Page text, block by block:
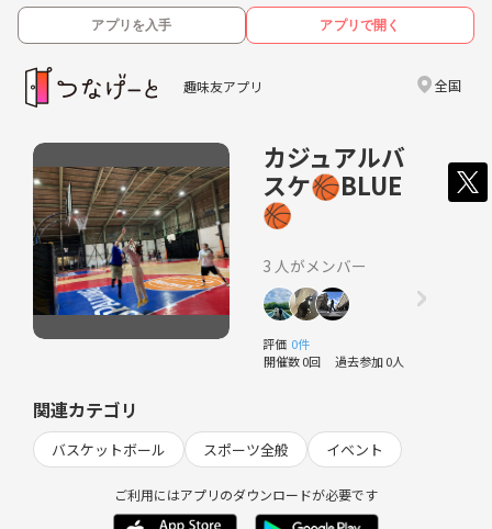
アプリを入手 アプリで開く
趣味友アプリ 全国
カジュアルバ
スケ🏀BLUE
🏀
3 人がメンバー
評価 0件
開催数 0回 過去参加 0人
関連カテゴリ
バスケットボール スポーツ全般 イベント
ご利用にはアプリのダウンロードが必要です